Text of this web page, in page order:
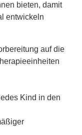
bieten, damit
entwickeln
auf die
Kind in den